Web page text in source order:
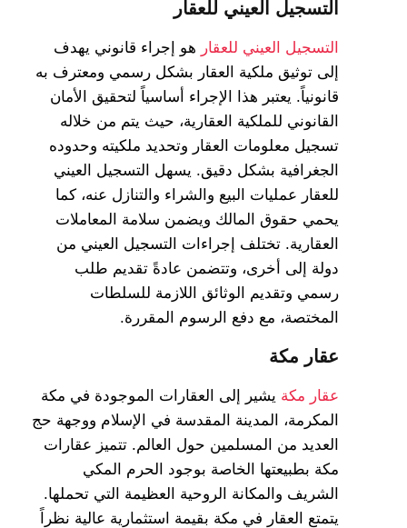
التسجيل العيني للعقار
التسجيل العيني للعقار هو إجراء قانوني يهدف
إلى توثيق ملكية العقار بشكل رسمي ومعترف به
قانونياً. يعتبر هذا الإجراء أساسياً لتحقيق الأمان
القانوني للملكية العقارية، حيث يتم من خلاله
تسجيل معلومات العقار وتحديد ملكيته وحدوده
الجغرافية بشكل دقيق. يسهل التسجيل العيني
للعقار عمليات البيع والشراء والتنازل عنه، كما
يحمي حقوق المالك ويضمن سلامة المعاملات
العقارية. تختلف إجراءات التسجيل العيني من
دولة إلى أخرى، وتتضمن عادةً تقديم طلب
رسمي وتقديم الوثائق اللازمة للسلطات
المختصة، مع دفع الرسوم المقررة.
عقار مكة
عقار مكة يشير إلى العقارات الموجودة في مكة
المكرمة، المدينة المقدسة في الإسلام ووجهة حج
العديد من المسلمين حول العالم. تتميز عقارات
مكة بطبيعتها الخاصة بوجود الحرم المكي
الشريف والمكانة الروحية العظيمة التي تحملها.
يتمتع العقار في مكة بقيمة استثمارية عالية نظراً